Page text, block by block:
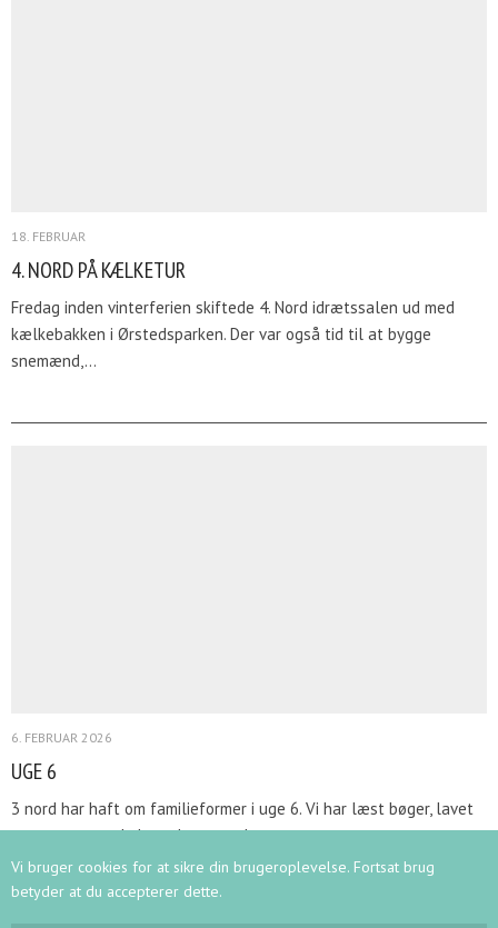
18. FEBRUAR
4. NORD PÅ KÆLKETUR
Fredag inden vinterferien skiftede 4. Nord idrætssalen ud med
kælkebakken i Ørstedsparken. Der var også tid til at bygge
snemænd,…
6. FEBRUAR 2026
UGE 6
3 nord har haft om familieformer i uge 6. Vi har læst bøger, lavet
stamtræer og skabt et kunstværk
Vi bruger cookies for at sikre din brugeroplevelse. Fortsat brug
betyder at du accepterer dette.